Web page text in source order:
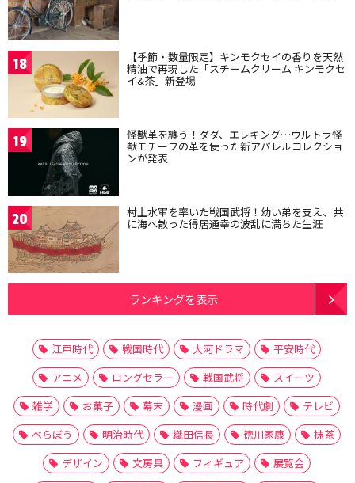
18 【季節・数量限定】キンモクセイの香りを天然
精油で再現した「スチームクリーム キンモクセ
イ&茶」新登場
19 怪獣革を纏う！ダダ、エレキング…ウルトラ怪
獣モチーフの革を使った新アパレルコレクショ
ンが発表
20 村上水軍を率いた戦国武将！幼い弟を支え、共
に海へ散った得居通幸の波乱に満ちた生涯
ランキングを表示
江戸時代 戦国時代 大河ドラマ
平安時代
アニメ
ロングセラー 戦国武将
スイーツ
雑学
お菓子 幕末 漫画 時代劇
テレビ
べらぼう
明治時代 織田信長 徳川家康
抹茶
デザイン
文房具 フィギュア
展覧会